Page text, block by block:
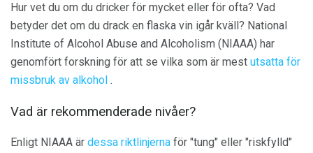
Hur vet du om du dricker för mycket eller för ofta? Vad
betyder det om du drack en flaska vin igår kväll? National
Institute of Alcohol Abuse and Alcoholism (NIAAA) har
genomfört forskning för att se vilka som är mest utsatta för
missbruk av alkohol .
Vad är rekommenderade nivåer?
Enligt NIAAA är dessa riktlinjerna för "tung" eller "riskfylld"